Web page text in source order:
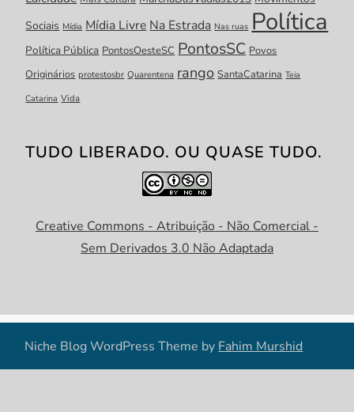
Sociais Mídia Mídia Livre Na Estrada Nas ruas Política
Política Pública PontosOesteSC PontosSC Povos
Originários protestosbr Quarentena rango SantaCatarina Teia
Catarina Vida
TUDO LIBERADO. OU QUASE TUDO.
Creative Commons - Atribuição - Não Comercial -
Sem Derivados 3.0 Não Adaptada
Niche Blog WordPress Theme by Fahim Murshid